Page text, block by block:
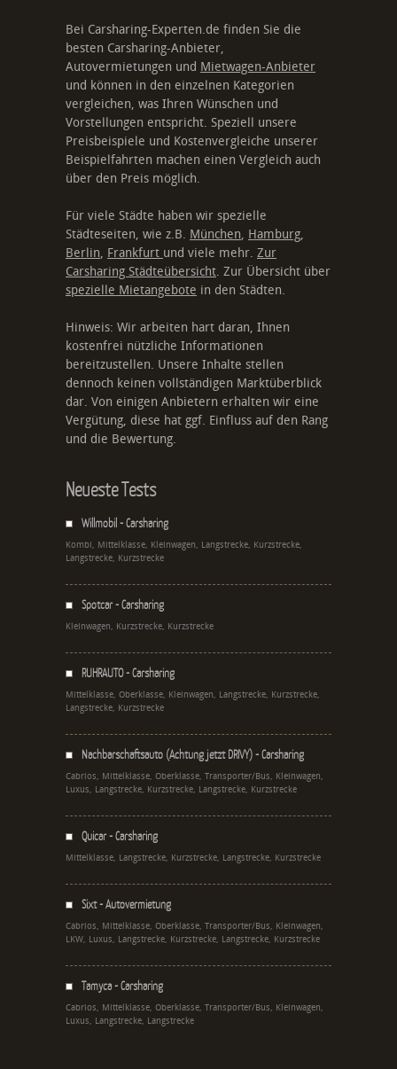
Bei Carsharing-Experten.de finden Sie die
besten Carsharing-Anbieter,
Autovermietungen und Mietwagen-Anbieter
und können in den einzelnen Kategorien
vergleichen, was Ihren Wünschen und
Vorstellungen entspricht. Speziell unsere
Preisbeispiele und Kostenvergleiche unserer
Beispielfahrten machen einen Vergleich auch
über den Preis möglich.
Für viele Städte haben wir spezielle
Städteseiten, wie z.B. München, Hamburg,
Berlin, Frankfurt und viele mehr. Zur
Carsharing Städteübersicht. Zur Übersicht über
spezielle Mietangebote in den Städten.
Hinweis: Wir arbeiten hart daran, Ihnen
kostenfrei nützliche Informationen
bereitzustellen. Unsere Inhalte stellen
dennoch keinen vollständigen Marktüberblick
dar. Von einigen Anbietern erhalten wir eine
Vergütung, diese hat ggf. Einfluss auf den Rang
und die Bewertung.
Neueste Tests
Willmobil - Carsharing
Kombi, Mittelklasse, Kleinwagen, Langstrecke, Kurzstrecke,
Langstrecke, Kurzstrecke
Spotcar - Carsharing
Kleinwagen, Kurzstrecke, Kurzstrecke
RUHRAUTO - Carsharing
Mittelklasse, Oberklasse, Kleinwagen, Langstrecke, Kurzstrecke,
Langstrecke, Kurzstrecke
Nachbarschaftsauto (Achtung jetzt DRIVY) - Carsharing
Cabrios, Mittelklasse, Oberklasse, Transporter/Bus, Kleinwagen,
Luxus, Langstrecke, Kurzstrecke, Langstrecke, Kurzstrecke
Quicar - Carsharing
Mittelklasse, Langstrecke, Kurzstrecke, Langstrecke, Kurzstrecke
Sixt - Autovermietung
Cabrios, Mittelklasse, Oberklasse, Transporter/Bus, Kleinwagen,
LKW, Luxus, Langstrecke, Kurzstrecke, Langstrecke, Kurzstrecke
Tamyca - Carsharing
Cabrios, Mittelklasse, Oberklasse, Transporter/Bus, Kleinwagen,
Luxus, Langstrecke, Langstrecke